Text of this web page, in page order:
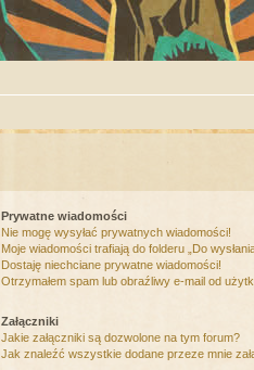
Prywatne wiadomości
Nie mogę wysyłać prywatnych wiadomości!
Moje wiadomości trafiają do folderu „Do
Dostaję niechciane prywatne wiadomości!
Otrzymałem spam lub obraźliwy e-mail od
Załączniki
Jakie załączniki są dozwolone na tym forum?
Jak znaleźć wszystkie dodane przeze mnie